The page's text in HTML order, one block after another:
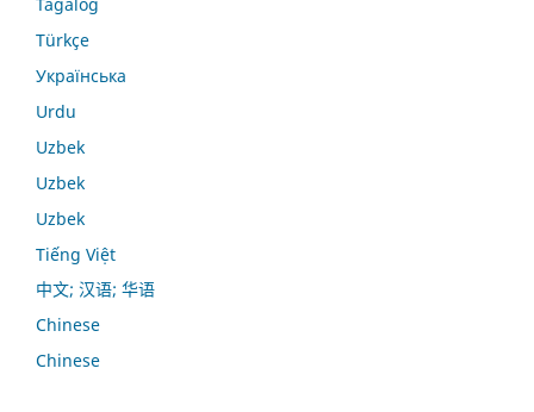
Türkçe
Українська
Urdu
Uzbek
Uzbek
Uzbek
Tiếng Việt
中文; 汉语; 华语
Chinese
Chinese